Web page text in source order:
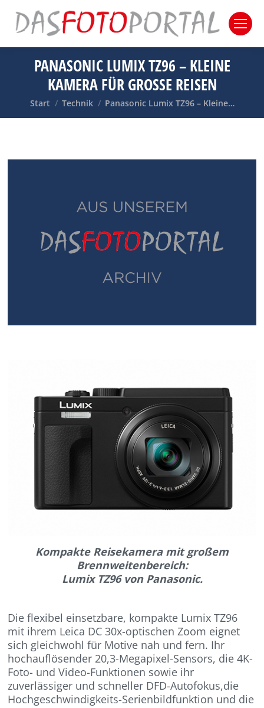
PANASONIC LUMIX TZ96 – KLEINE
KAMERA FÜR GROSSE REISEN
Sie befinden sich hier:
Start Technik Panasonic Lumix TZ96 – Kleine…
Kompakte Reisekamera mit großem
Brennweitenbereich:
Lumix TZ96 von Panasonic.
Die flexibel einsetzbare, kompakte Lumix TZ96
mit ihrem Leica DC 30x-optischen Zoom eignet
sich gleichwohl für Motive nah und fern. Ihr
hochauflösender 20,3-Megapixel-Sensors, die 4K-
Foto- und Video-Funktionen sowie ihr
zuverlässiger und schneller DFD-Autofokus,die
Hochgeschwindigkeits-Serienbildfunktion und die